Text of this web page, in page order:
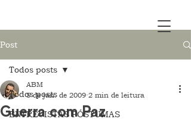
Post
Todos posts
ENTREVISTAS PÓSTUMAS
Todos posts
Guerra com Paz
ABM
5 de jan. de 2009 2 min de leitura